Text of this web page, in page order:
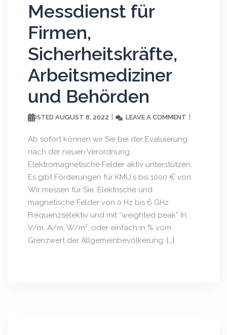
Messdienst für
Firmen,
Sicherheitskräfte,
Arbeitsmediziner
und Behörden
POSTED AUGUST 8, 2022 LEAVE A COMMENT
Ab sofort können wir Sie bei der Evaluierung
nach der neuen Verordnung
Elektromagnetische Felder aktiv unterstützen.
Es gibt Förderungen für KMU´s bis 1000 € von:
Wir messen für Sie: Elektrische und
magnetische Felder von 0 Hz bis 6 GHz
Frequenzselektiv und mit “weighted peak” In
V/m, A/m, W/m², oder einfach in % vom
Grenzwert der Allgemeinbevölkerung, […]